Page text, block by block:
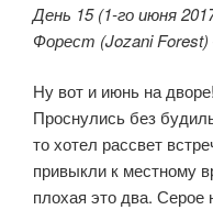
День 15 (1-го июня
Форест (Jozani
Ну вот и июнь на
Проснулись без
то хотел рассвет
привыкли к местному
плохая это два.